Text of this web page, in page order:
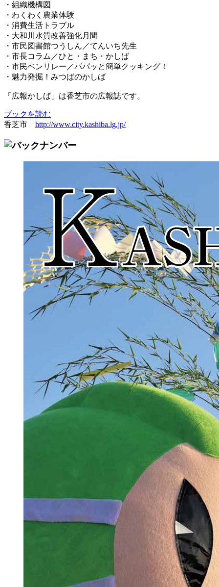
・組織機構図
・わくわく農業体験
・消費生活トラブル
・大和川水質改善強化月間
・市民図書館つうしん／てんいち先生
・市長コラム／ひと・まち・かしば
・市民ペンリレー／パパッと簡単クッキング！
・魅力発掘！みつばのかしば
「広報かしば」は香芝市の広報誌です。
ブックを読む
香芝市 http://www.city.kashiba.lg.jp/